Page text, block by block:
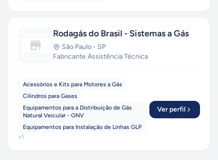
Rodagás do Brasil - Sistemas a Gás
São Paulo - SP
Fabricante·Assistência Técnica
Acessórios e Kits para Motores a Gás
Cilindros para Gases
Equipamentos para a Distribuição de Gás
Natural Veicular - GNV
Equipamentos para Instalação de Linhas GLP
+1
Ver perfil